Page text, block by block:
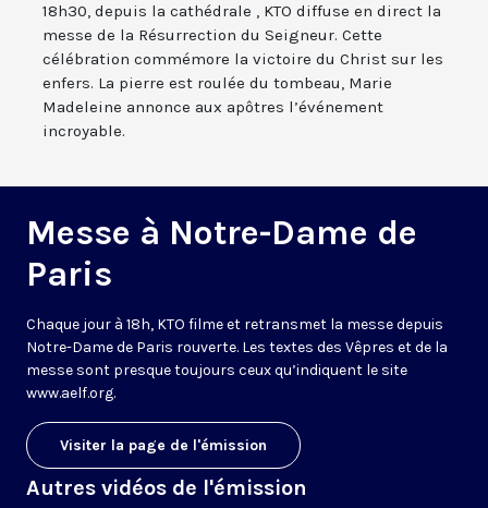
18h30, depuis la cathédrale , KTO diffuse en direct la
messe de la Résurrection du Seigneur. Cette
célébration commémore la victoire du Christ sur les
enfers. La pierre est roulée du tombeau, Marie
Madeleine annonce aux apôtres l’événement
incroyable.
Messe à Notre-Dame de
Paris
Chaque jour à 18h, KTO filme et retransmet la messe depuis
Notre-Dame de Paris rouverte. Les textes des Vêpres et de la
messe sont presque toujours ceux qu’indiquent le site
www.aelf.org.
Visiter la page de l'émission
Autres vidéos de l'émission